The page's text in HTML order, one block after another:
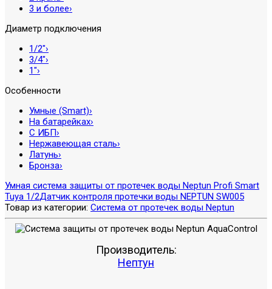
3 и более›
Диаметр подключения
1/2″›
3/4″›
1″›
Особенности
Умные (Smart)›
На батарейках›
С ИБП›
Нержавеющая сталь›
Латунь›
Бронза›
Умная система защиты от протечек воды Neptun Profi Smart
Tuya 1/2Датчик контроля протечки воды NEPTUN SW005
Товар из категории: Система от протечек воды Neptun
Производитель:
Нептун